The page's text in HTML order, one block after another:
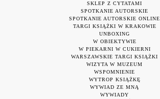
SKLEP Z CYTATAMI
SPOTKANIE AUTORSKIE
SPOTKANIE AUTORSKIE ONLINE
TARGI KSIĄŻKI W KRAKOWIE
UNBOXING
W OBIEKTYWIE
W PIEKARNI W CUKIERNI
WARSZAWSKIE TARGI KSIĄŻKI
WIZYTA W MUZEUM
WSPOMNIENIE
WYTROP KSIĄŻKĘ
WYWIAD ZE MNĄ
WYWIADY